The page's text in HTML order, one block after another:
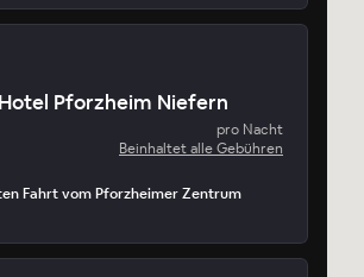
Pforzheim Niefern
pro Nacht
Beinhaltet alle Gebühren
Fahrt vom Pforzheimer Zentrum